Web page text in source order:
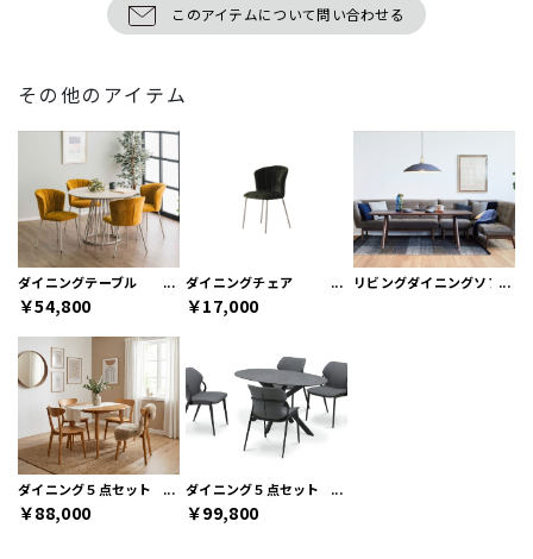
このアイテムについて問い合わせる
その他のアイテム
ダイニングテーブル
￥54,800
ダイニングチェア
￥17,000
リビングダイニングソファ
ダイニング５点セット
￥88,000
ダイニング５点セット
￥99,800